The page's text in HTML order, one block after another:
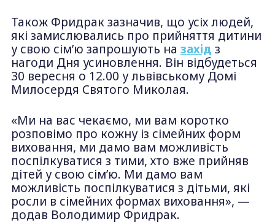
Також Фридрак зазначив, що усіх людей,
які замислювались про прийняття дитини
у свою сім’ю запрошують на захід з
нагоди Дня усиновлення. Він відбудеться
30 вересня о 12.00 у львівському Домі
Милосердя Святого Миколая.
«Ми на вас чекаємо, ми вам коротко
розповімо про кожну із сімейних форм
виховання, ми дамо вам можливість
поспілкуватися з тими, хто вже прийняв
дітей у свою сім’ю. Ми дамо вам
можливість поспілкуватися з дітьми, які
росли в сімейних формах виховання», —
додав Володимир Фридрак.